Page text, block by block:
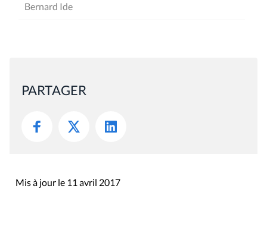
Bernard Ide
PARTAGER
Mis à jour le 11 avril 2017